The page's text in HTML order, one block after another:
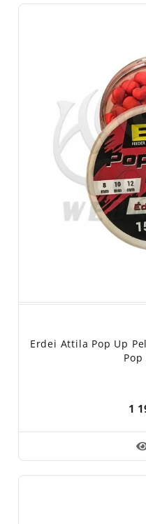
Erdei Attila Pop Up
1